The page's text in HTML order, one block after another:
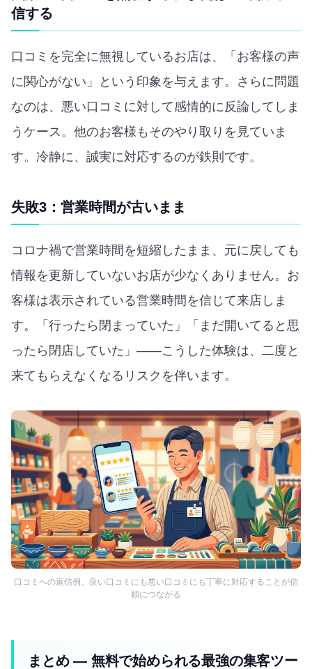
信する
口コミを完全に無視しているお店は、「お客様の声
に関心がない」という印象を与えます。さらに問題
なのは、悪い口コミに対して感情的に反論してしま
うケース。他のお客様もそのやり取りを見ていま
す。冷静に、誠実に対応するのが鉄則です。
失敗3：営業時間が古いまま
コロナ禍で営業時間を短縮したまま、元に戻しても
情報を更新していないお店が少なくありません。お
客様は表示されている営業時間を信じて来店しま
す。「行ったら閉まっていた」「まだ開いてると思
ったら閉店していた」——こうした体験は、二度と
来てもらえなくなるリスクを伴います。
口コミへの返信例。良い口コミにも悪い口コミにも丁寧に対応することが信
頼につながる
まとめ — 無料で始められる最強の集客ツー